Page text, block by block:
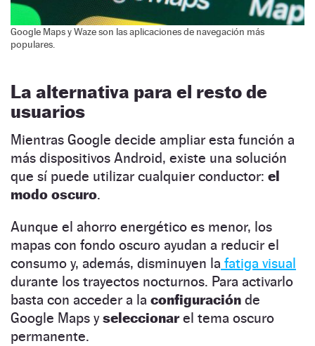
Google Maps y Waze son las aplicaciones de navegación más
populares.
La alternativa para el resto de
usuarios
Mientras Google decide ampliar esta función a
más dispositivos Android, existe una solución
que sí puede utilizar cualquier conductor: el
modo oscuro.
Aunque el ahorro energético es menor, los
mapas con fondo oscuro ayudan a reducir el
consumo y, además, disminuyen la fatiga visual
durante los trayectos nocturnos. Para activarlo
basta con acceder a la configuración de
Google Maps yseleccionarel tema oscuro
permanente.